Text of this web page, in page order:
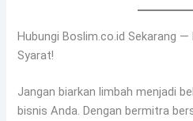
Hubungi Boslim.co.id Sekarang
Syarat!
Jangan biarkan limbah menjadi
bisnis Anda. Dengan bermitra